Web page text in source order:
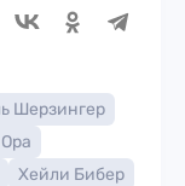
Шерзингер
Хейли Бибер